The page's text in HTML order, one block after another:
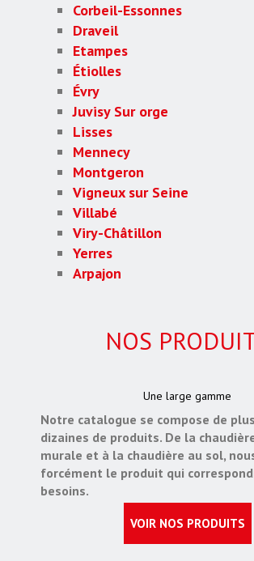
Corbeil-Essonnes
Draveil
Etampes
Étiolles
Évry
Juvisy Sur orge
Lisses
Mennecy
Montgeron
Vigneux sur Seine
Villabé
Viry-Châtillon
Yerres
Arpajon
NOS
Une large gamme
Notre catalogue se compose de
dizaines de produits. De la
murale et à la chaudière au sol,
forcément le produit qui
besoins.
VOIR NOS PRODUITS